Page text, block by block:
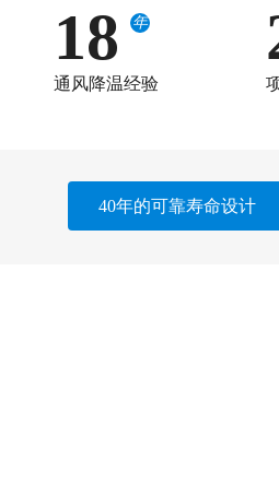
18 年
通风降温经验
40年的可靠寿命设计